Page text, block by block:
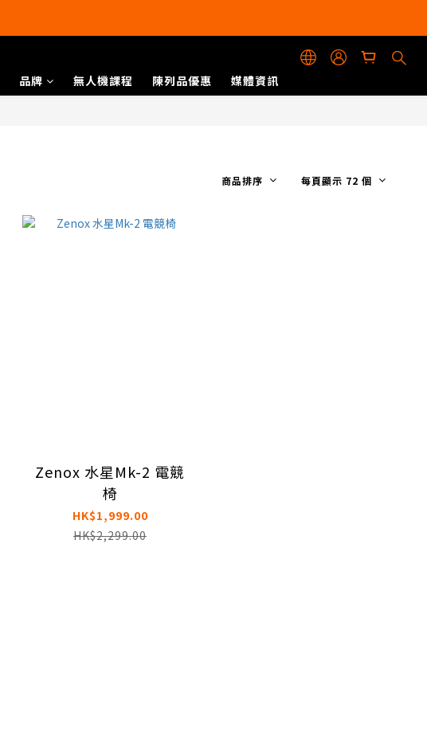
品牌 無人機課程 陳列品優惠 媒體資訊
商品排序 每頁顯示 72 個
Zenox 水星Mk-2 電競
椅
HK$1,999.00
HK$2,299.00